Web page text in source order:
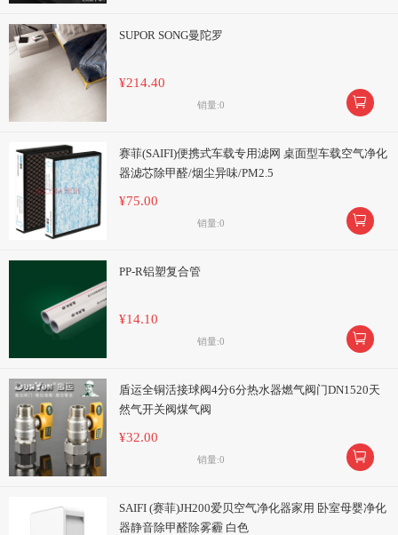
SUPOR SONG曼陀罗
¥214.40
销量:0 
赛菲(SAIFI)便携式车载专用滤网 桌面型车载空气净化
器滤芯除甲醛/烟尘异味/PM2.5
¥75.00
销量:0 
PP-R铝塑复合管
¥14.10
销量:0 
盾运全铜活接球阀4分6分热水器燃气阀门DN1520天
然气开关阀煤气阀
¥32.00
销量:0 
SAIFI (赛菲)JH200爱贝空气净化器家用 卧室母婴净化
器静音除甲醛除雾霾 白色